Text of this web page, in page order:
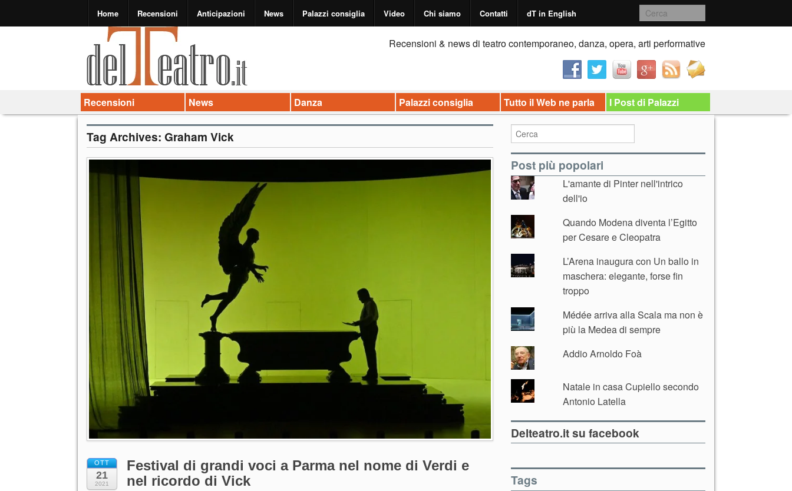
Home Recensioni Anticipazioni News Palazzi consiglia Video Chi siamo Contatti dT in English
Recensioni & news di teatro contemporaneo, danza, opera, arti performative
Recensioni News Danza Palazzi consiglia Tutto il Web ne parla I Post di Palazzi
Tag Archives: Graham Vick
OTT
21
2021
Festival di grandi voci a Parma nel nome di Verdi e
nel ricordo di Vick
Post più popolari
L'amante di Pinter nell'intrico
dell'io
Quando Modena diventa l’Egitto
per Cesare e Cleopatra
L’Arena inaugura con Un ballo in
maschera: elegante, forse fin
troppo
Médée arriva alla Scala ma non è
più la Medea di sempre
Addio Arnoldo Foà
Natale in casa Cupiello secondo
Antonio Latella
Delteatro.it su facebook
Tags